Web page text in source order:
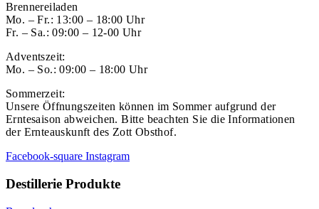
Brennereiladen
Mo. – Fr.: 13:00 – 18:00 Uhr
Fr. – Sa.: 09:00 – 12-00 Uhr
Adventszeit:
Mo. – So.: 09:00 – 18:00 Uhr
Sommerzeit:
Unsere Öffnungszeiten können im Sommer aufgrund der
Erntesaison abweichen. Bitte beachten Sie die Informationen
der Ernteauskunft des Zott Obsthof.
Facebook-square Instagram
Destillerie Produkte